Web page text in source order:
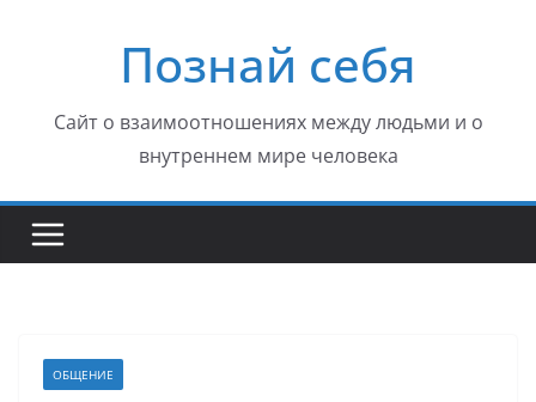
содержимомуПознай себя
Сайт о взаимоотношениях между людьми и о
внутреннем мире человека
ОБЩЕНИЕ